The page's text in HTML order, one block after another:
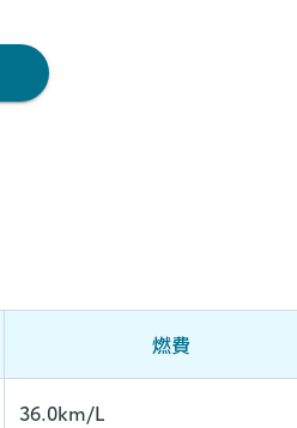
燃費
36.0km/L